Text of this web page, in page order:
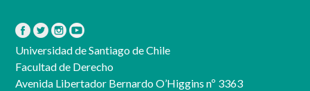
Universidad de Santiago de Chile
Facultad de Derecho
Avenida Libertador Bernardo O’Higgins nº 3363